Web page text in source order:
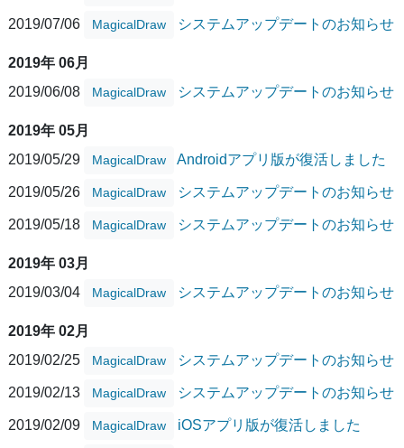
2019/07/06 MagicalDraw システムアップデートのお知らせ
2019年 06月
2019/06/08
MagicalDraw システムアップデートのお知らせ
2019年 05月
2019/05/29
MagicalDraw Androidアプリ版が復活しました
2019/05/26 MagicalDraw システムアップデートのお知らせ
2019/05/18 MagicalDraw システムアップデートのお知らせ
2019年 03月
2019/03/04
MagicalDraw システムアップデートのお知らせ
2019年 02月
2019/02/25
MagicalDraw システムアップデートのお知らせ
2019/02/13 MagicalDraw システムアップデートのお知らせ
2019/02/09 MagicalDraw iOSアプリ版が復活しました